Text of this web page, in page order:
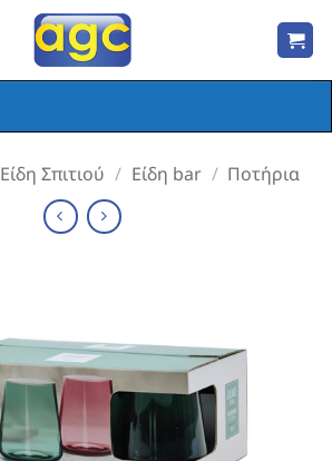
Είδη Σπιτιού / Είδη bar / Ποτήρια